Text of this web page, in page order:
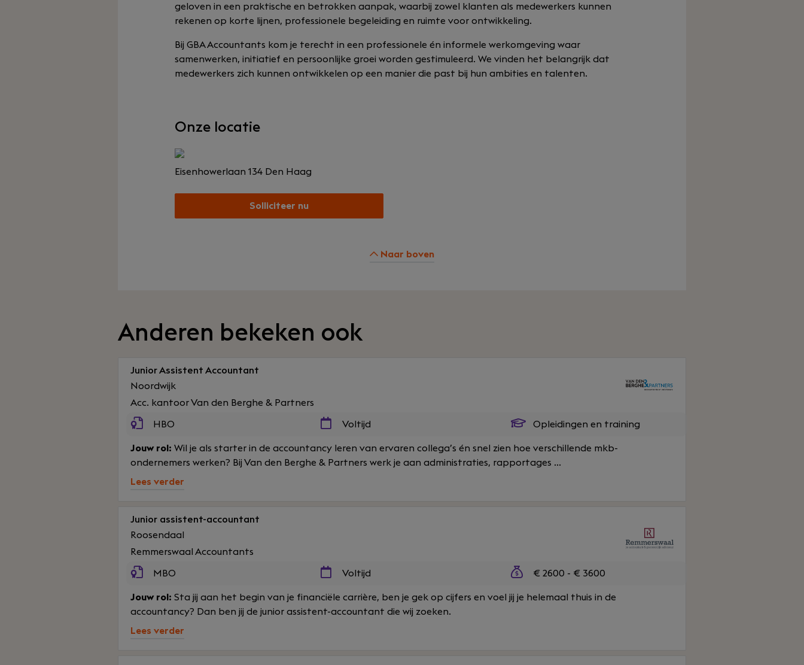
geloven in een praktische en betrokken aanpak, waarbij zowel klanten als medewerkers kunnen
rekenen op korte lijnen, professionele begeleiding en ruimte voor ontwikkeling.
Bij GBA Accountants kom je terecht in een professionele én informele werkomgeving waar
samenwerken, initiatief en persoonlijke groei worden gestimuleerd. We vinden het belangrijk dat
medewerkers zich kunnen ontwikkelen op een manier die past bij hun ambities en talenten.
Onze locatie
Eisenhowerlaan 134 Den Haag
Solliciteer nu
Naar boven
Anderen bekeken ook
Junior Assistent Accountant
Noordwijk
Acc. kantoor Van den Berghe & Partners
HBO Voltijd Opleidingen en training
Jouw rol: Wil je als starter in de accountancy leren van ervaren collega’s én snel zien hoe verschillende mkb-
ondernemers werken? Bij Van den Berghe & Partners werk je aan administraties, rapportages ...
Lees verder
Junior assistent-accountant
Roosendaal
Remmerswaal Accountants
MBO Voltijd € 2600 - € 3600
Jouw rol: Sta jij aan het begin van je financiële carrière, ben je gek op cijfers en voel jij je helemaal thuis in de
accountancy? Dan ben jij de junior assistent-accountant die wij zoeken.
Lees verder